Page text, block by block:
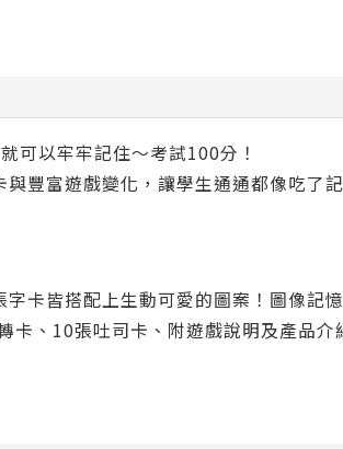
可以牢牢記住～考試100分！
豐富遊戲變化，讓學生通通都像吃了
卡皆搭配上生動可愛的圖案！圖像記憶
、10張吐司卡、附遊戲說明及產品介